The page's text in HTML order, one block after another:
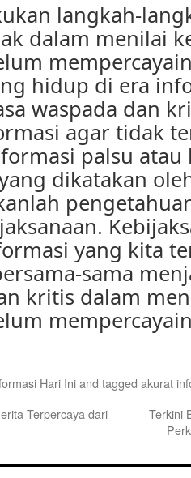
langkah-
dalam menilai
hidup di era
waspada dan
agar tidak
palsu atau
dikatakan
yang kita
sama
kritis dalam
Hari Iniand tagged akurat
Terpercaya dari
Terkini